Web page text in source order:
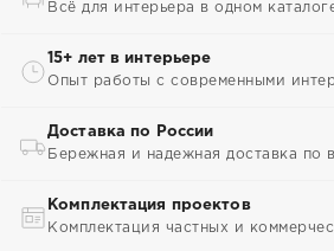
Всё для интерьера в одном
15+ лет в интерьере
Опыт работы с современными
Доставка по России
Бережная и надежная доставка по
Комплектация проектов
Комплектация частных и